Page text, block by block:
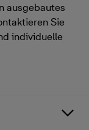
ausgebautes
Sie
individuelle